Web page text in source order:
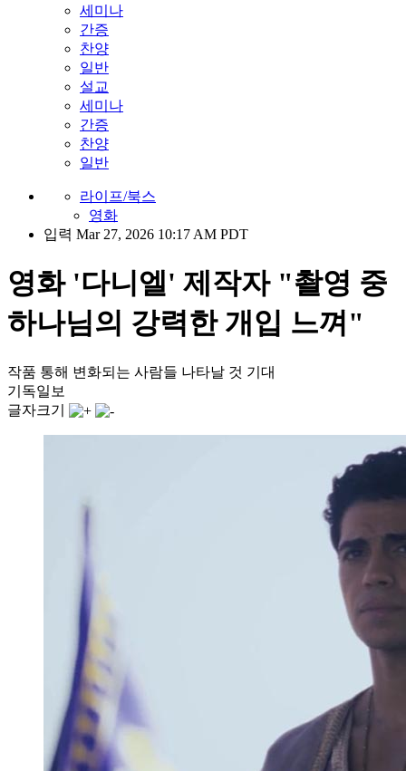
세미나
간증
찬양
일반
설교
세미나
간증
찬양
일반
라이프/북스
영화
입력 Mar 27, 2026 10:17 AM PDT
영화 '다니엘' 제작자 "촬영 중
하나님의 강력한 개입 느껴"
작품 통해 변화되는 사람들 나타날 것 기대
기독일보
글자크기